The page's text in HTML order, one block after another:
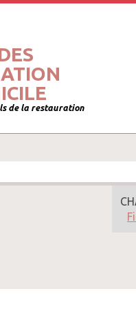
de la restauration